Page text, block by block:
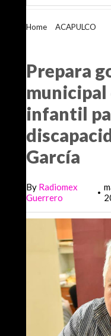
Home ACAPULCO
Prepara
infantil
García
By Radiomex
Guerrero
•